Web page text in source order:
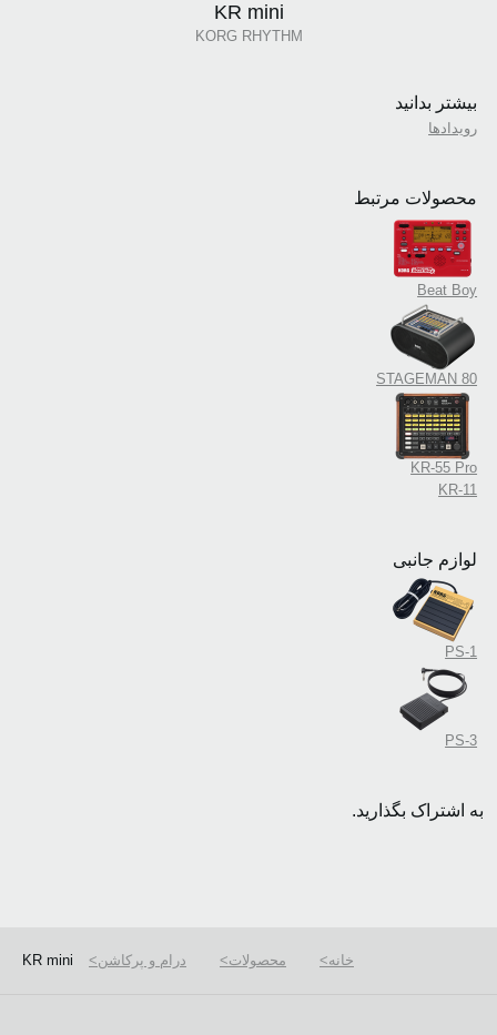
KR mini
KORG RHYTHM
بیشتر بدانید
رویدادها
محصولات مرتبط
Beat Boy
STAGEMAN 80
KR-55 Pro
KR-11
لوازم جانبی
PS-1
PS-3
به اشتراک بگذارید.
خانه محصولات درام و پرکاشن KR mini